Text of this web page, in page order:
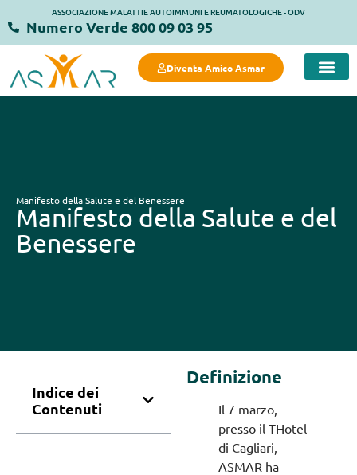
ASSOCIAZIONE MALATTIE AUTOIMMUNI E REUMATOLOGICHE - ODV
Numero Verde 800 09 03 95
Diventa Amico Asmar
Manifesto della Salute e del Benessere
Manifesto della Salute e del
Benessere
Indice dei
Contenuti
Definizione
Il 7 marzo,
presso il THotel
di Cagliari,
ASMAR ha